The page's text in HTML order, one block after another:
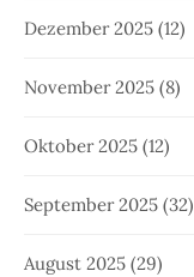
Dezember 2025 (12)
November 2025 (8)
Oktober 2025 (12)
September 2025 (32)
August 2025 (29)